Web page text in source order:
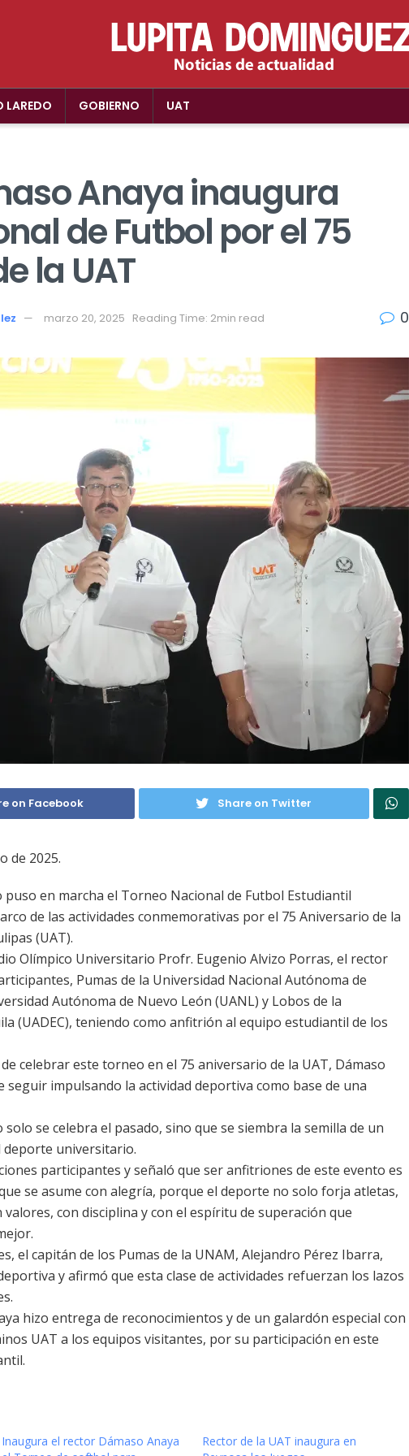
LAREDO GOBIERNO UAT
Anaya inaugura
de Futbol por el 75
la UAT
marzo 20, 2025 Reading Time: 2min read 0
on Facebook Share on Twitter
de 2025.
puso en marcha el Torneo Nacional de Futbol Estudiantil
de las actividades conmemorativas por el 75 Aniversario de la
(UAT).
Olímpico Universitario Profr. Eugenio Alvizo Porras, el rector
Pumas de la Universidad Nacional Autónoma de
Autónoma de Nuevo León (UANL) y Lobos de la
(UADEC), teniendo como anfitrión al equipo estudiantil de los
celebrar este torneo en el 75 aniversario de la UAT, Dámaso
impulsando la actividad deportiva como base de una
se celebra el pasado, sino que se siembra la semilla de un
universitario.
participantes y señaló que ser anfitriones de este evento es
se asume con alegría, porque el deporte no solo forja atletas,
con disciplina y con el espíritu de superación que
el capitán de los Pumas de la UNAM, Alejandro Pérez Ibarra,
y afirmó que esta clase de actividades refuerzan los lazos
hizo entrega de reconocimientos y de un galardón especial con
UAT a los equipos visitantes, por su participación en este
Inaugura el rector Dámaso Anaya
Rector de la UAT inaugura en